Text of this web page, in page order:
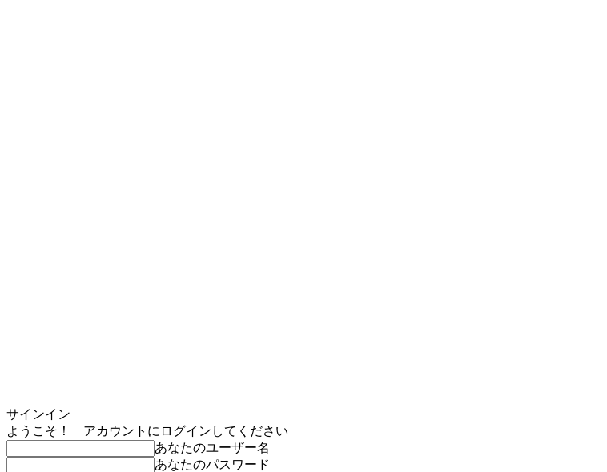
サインイン
ようこそ！ アカウントにログインしてください
あなたのユーザー名
あなたのパスワード